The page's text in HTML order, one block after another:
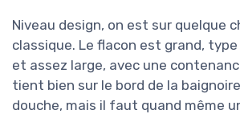
Niveau design, on est sur quelque
classique. Le flacon est grand,
et assez large, avec une
tient bien sur le bord de la
douche, mais il faut quand même